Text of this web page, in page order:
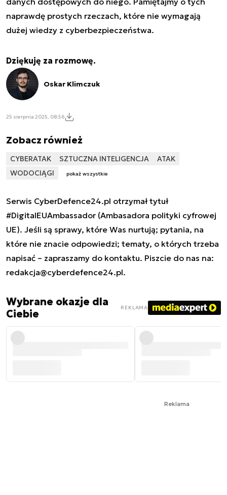
naprawdę prostych rzeczach, które nie wymagają
dużej wiedzy z cyberbezpieczeństwa.
Dziękuję za rozmowę.
Oskar Klimczuk
25 sierpnia 2025, 08:56
Zobacz również
CYBERATAK SZTUCZNA INTELIGENCJA
ATAK
WODOCIĄGI
pokaż wszystkie
Serwis CyberDefence24.pl otrzymał tytuł
#DigitalEUAmbassador (Ambasadora polityki cyfrowej
UE). Jeśli są sprawy, które Was nurtują; pytania, na
które nie znacie odpowiedzi; tematy, o których trzeba
napisać – zapraszamy do kontaktu. Piszcie do nas na:
redakcja@cyberdefence24.pl.
Wybrane okazje dla
Ciebie
REKLAMA
Reklama